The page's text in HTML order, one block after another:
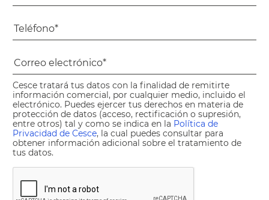
Cesce tratará tus datos con la finalidad de remitirte
información comercial, por cualquier medio, incluido el
electrónico. Puedes ejercer tus derechos en materia de
protección de datos (acceso, rectificación o supresión,
entre otros) tal y como se indica en la Política de
Privacidad de Cesce, la cual puedes consultar para
obtener información adicional sobre el tratamiento de
tus datos.